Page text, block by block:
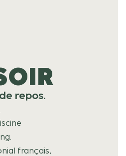
repos.
français,